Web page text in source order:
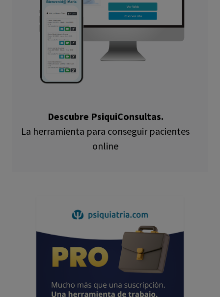
Descubre PsiquiConsultas.
La herramienta para conseguir pacientes
online